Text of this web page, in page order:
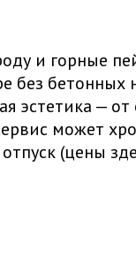
и горные
без
эстетика —
может
(цены